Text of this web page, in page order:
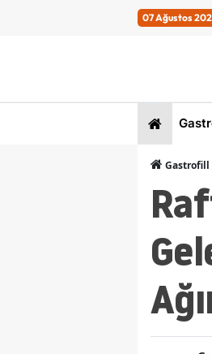
07 Ağustos
Gastrofill